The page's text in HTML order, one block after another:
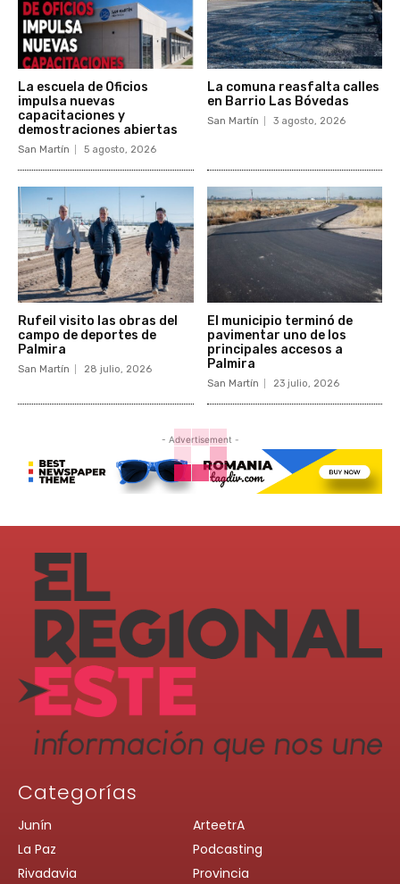
La escuela de Oficios
impulsa nuevas
capacitaciones y
demostraciones abiertas
San Martín 5 agosto, 2026
La comuna reasfalta calles
en Barrio Las Bóvedas
San Martín 3 agosto, 2026
Rufeil visito las obras del
campo de deportes de
Palmira
San Martín 28 julio, 2026
El municipio terminó de
pavimentar uno de los
principales accesos a
Palmira
San Martín 23 julio, 2026
- Advertisement -
Categorías
Junín
La Paz
Rivadavia
ArteetrA
Podcasting
Provincia